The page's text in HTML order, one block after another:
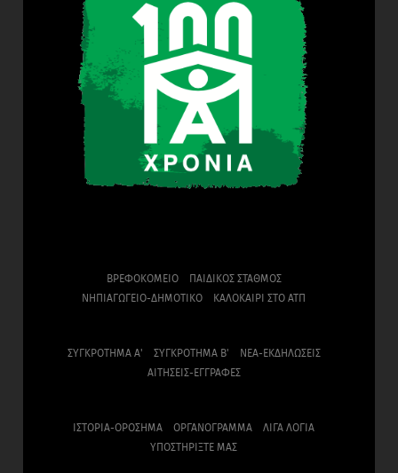
ΒΡΕΦΟΚΟΜΕΙΟ
ΠΑΙΔΙΚΟΣ ΣΤΑΘΜΟΣ
ΝΗΠΙΑΓΩΓΕΙΟ-ΔΗΜΟΤΙΚΟ
ΚΑΛΟΚΑΙΡΙ ΣΤΟ ΑΤΠ
ΣΥΓΚΡΟΤΗΜΑ Α' ΣΥΓΚΡΟΤΗΜΑ Β'
ΝΕΑ-ΕΚΔΗΛΩΣΕΙΣ
ΑΙΤΗΣΕΙΣ-ΕΓΓΡΑΦΕΣ
ΙΣΤΟΡΙΑ-ΟΡΟΣΗΜΑ ΟΡΓΑΝΟΓΡΑΜΜΑ
ΛΙΓΑ ΛΟΓΙΑ
ΥΠΟΣΤΗΡΙΞΤΕ ΜΑΣ